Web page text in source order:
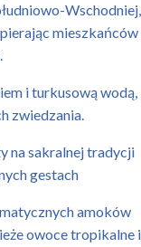
Wschodniej,
mieszkańców
i turkusową wodą,
zwiedzania.
na sakralnej tradycji
gestach
amoków
owoce tropikalne i